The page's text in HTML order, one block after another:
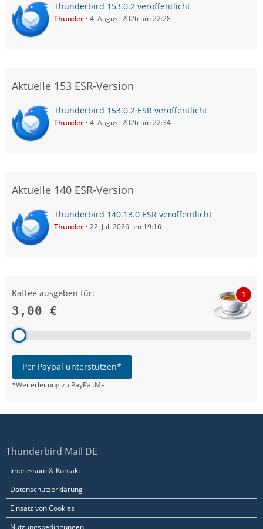
Thunderbird 153.0.2 veröffentlicht
Thunder 4. August 2026 um 22:28
Aktuelle 153 ESR-Version
Thunderbird 153.0.2 ESR veröffentlicht
Thunder 4. August 2026 um 22:34
Aktuelle 140 ESR-Version
Thunderbird 140.13.0 ESR veröffentlicht
Thunder 22. Juli 2026 um 19:16
Kaffee ausgeben für:
3,00 €
1
Per Paypal unterstützen*
*Weiterleitung zu PayPal.Me
Thunderbird Mail DE
Impressum & Kontakt
Datenschutzerklärung
Einsatz von Cookies